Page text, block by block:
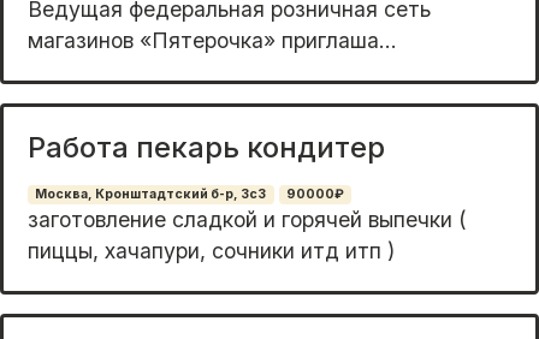
Ведущая федеральная розничная сеть
магазинов «Пятерочка» приглаша...
Работа пекарь кондитер
Москва, Кронштадтский б-р, 3с3 90000₽
заготовление сладкой и горячей выпечки (
пиццы, хачапури, сочники итд итп )